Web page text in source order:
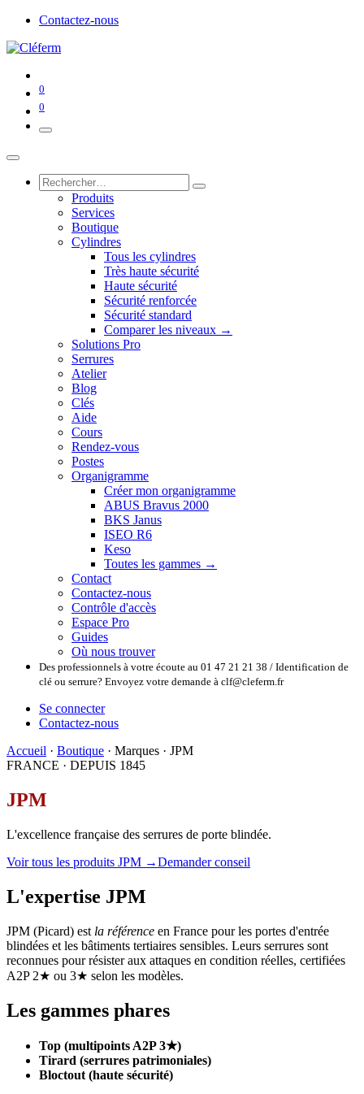
Contactez-nous
0
0
Produits
Services
Boutique
Cylindres
Tous les cylindres
Très haute sécurité
Haute sécurité
Sécurité renforcée
Sécurité standard
Comparer les niveaux →
Solutions Pro
Serrures
Atelier
Blog
Clés
Aide
Cours
Rendez-vous
Postes
Organigramme
Créer mon organigramme
ABUS Bravus 2000
BKS Janus
ISEO R6
Keso
Toutes les gammes →
Contact
Contactez-nous
Contrôle d'accès
Espace Pro
Guides
Où nous trouver
Des professionnels à votre écoute au 01 47 21 21 38 / Identification de
clé ou serrure? Envoyez votre demande à clf@cleferm.fr
Se connecter
Contactez-nous
Accueil · Boutique · Marques · JPM
FRANCE · DEPUIS 1845
JPM
L'excellence française des serrures de porte blindée.
Voir tous les produits JPM →Demander conseil
L'expertise JPM
JPM (Picard) est la référence en France pour les portes d'entrée
blindées et les bâtiments tertiaires sensibles. Leurs serrures sont
reconnues pour résister aux attaques en condition réelles, certifiées
A2P 2★ ou 3★ selon les modèles.
Les gammes phares
Top (multipoints A2P 3★)
Tirard (serrures patrimoniales)
Bloctout (haute sécurité)